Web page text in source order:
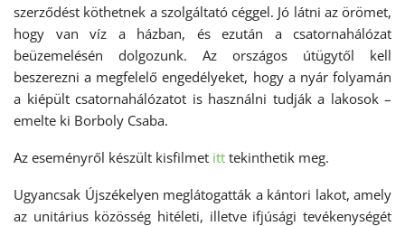
szerződést köthetnek a szolgáltató céggel. Jó látni az örömet,
hogy van víz a házban, és ezután a csatornahálózat
beüzemelésén dolgozunk. Az országos útügytől kell
beszerezni a megfelelő engedélyeket, hogy a nyár folyamán
a kiépült csatornahálózatot is használni tudják a lakosok –
emelte ki Borboly Csaba.
Az eseményről készült kisfilmet itt tekinthetik meg.
Ugyancsak Újszékelyen meglátogatták a kántori lakot, amely
az unitárius közösség hitéleti, illetve ifjúsági tevékenységét